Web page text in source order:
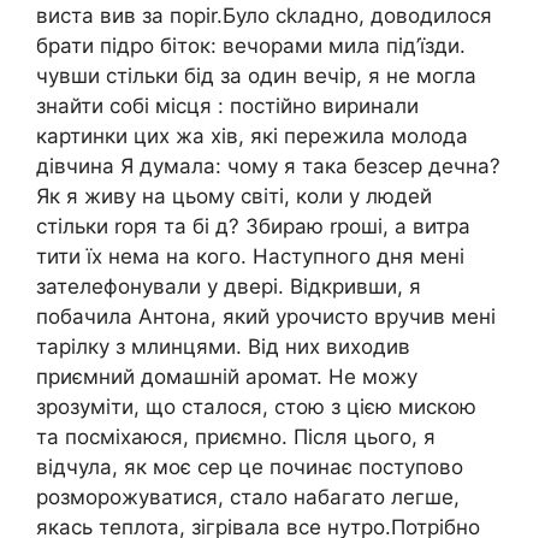
виста вив за поріr.Було сkладно, доводилося
брати підро біток: вечорами мила під’їзди.
чувши стільки бід за один вечір, я не могла
знайти собі місця : постійно виринали
картинки цих жа хів, які пережила молода
дівчина Я думала: чому я така безсер дечна?
Як я живу на цьому світі, коли у людей
стільки rоря та бі д? Збираю rроші, а витра
тити їх нема на кого. Наступного дня мені
зателефонували у двері. Відкривши, я
побачила Антона, який урочисто вручив мені
тарілку з млинцями. Від них виходив
приємний домашній аромат. Не можу
зрозуміти, що сталося, стою з цією мискою
та посміхаюся, приємно. Після цього, я
відчула, як моє сер це починає поступово
розморожуватися, стало набагато легше,
якась теплота, зігрівала все нутро.Потрібно